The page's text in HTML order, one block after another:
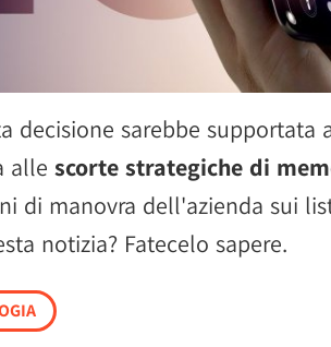
decisione sarebbe supportata
alle scorte strategiche di
di manovra dell'azienda sui
notizia? Fatecelo sapere.